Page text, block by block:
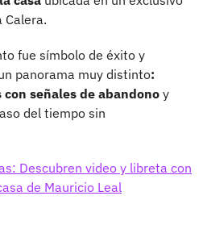
Calera.
fue símbolo de éxito y
panorama muy distinto:
señales de abandono y
del tiempo sin
Descubren video y libreta con
de Mauricio Leal